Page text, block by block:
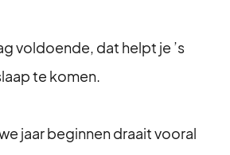
voldoende, dat helpt je ’s
te komen.
jaar beginnen draait vooral